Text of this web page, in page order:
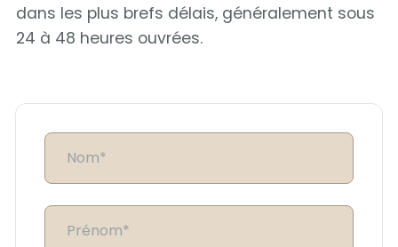
dans les plus brefs délais, généralement sous
24 à 48 heures ouvrées.